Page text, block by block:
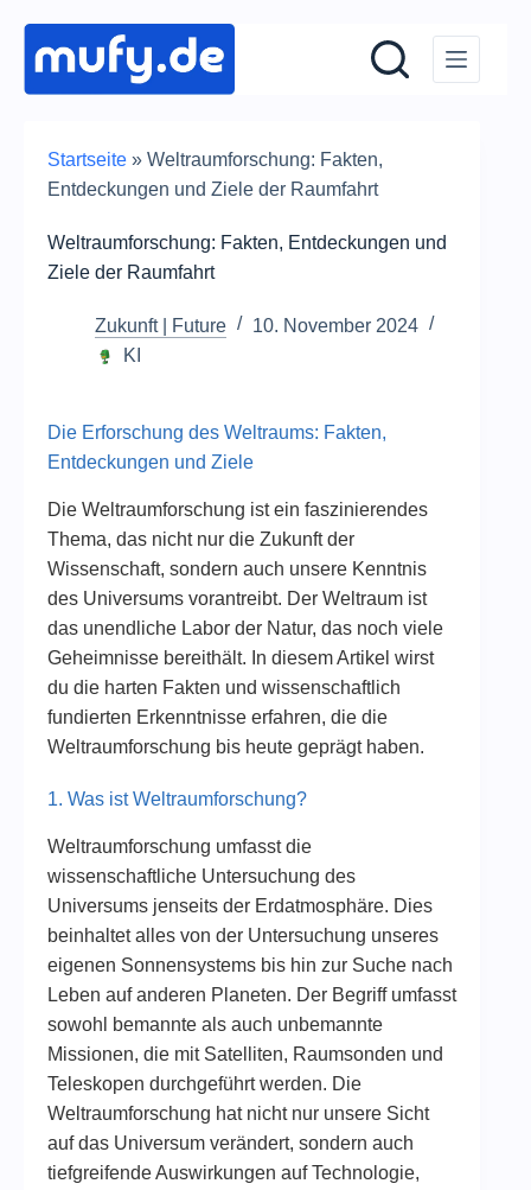
Inhalt
springen
Startseite » Weltraumforschung: Fakten,
Entdeckungen und Ziele der Raumfahrt
Weltraumforschung: Fakten, Entdeckungen und
Ziele der Raumfahrt
Zukunft | Future
10. November 2024
KI
Die Erforschung des Weltraums: Fakten,
Entdeckungen und Ziele
Die Weltraumforschung ist ein faszinierendes
Thema, das nicht nur die Zukunft der
Wissenschaft, sondern auch unsere Kenntnis
des Universums vorantreibt. Der Weltraum ist
das unendliche Labor der Natur, das noch viele
Geheimnisse bereithält. In diesem Artikel wirst
du die harten Fakten und wissenschaftlich
fundierten Erkenntnisse erfahren, die die
Weltraumforschung bis heute geprägt haben.
1. Was ist Weltraumforschung?
Weltraumforschung umfasst die
wissenschaftliche Untersuchung des
Universums jenseits der Erdatmosphäre. Dies
beinhaltet alles von der Untersuchung unseres
eigenen Sonnensystems bis hin zur Suche nach
Leben auf anderen Planeten. Der Begriff umfasst
sowohl bemannte als auch unbemannte
Missionen, die mit Satelliten, Raumsonden und
Teleskopen durchgeführt werden. Die
Weltraumforschung hat nicht nur unsere Sicht
auf das Universum verändert, sondern auch
tiefgreifende Auswirkungen auf Technologie,